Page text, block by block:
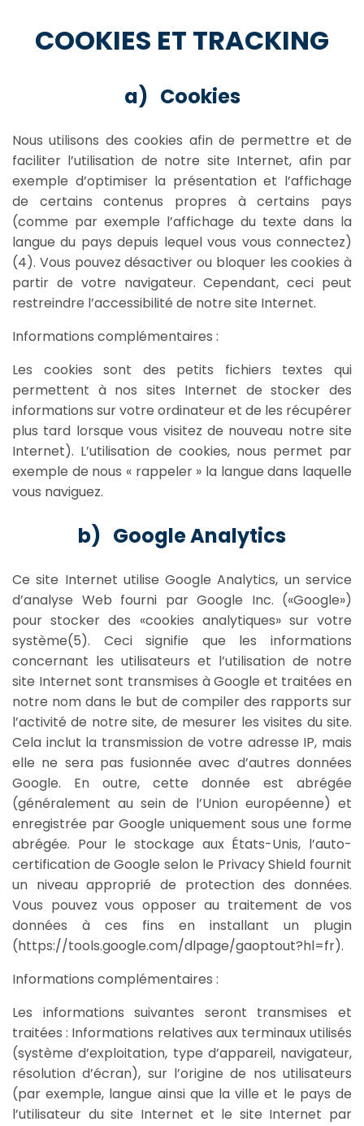
COOKIES ET TRACKING
a) Cookies
Nous utilisons des cookies afin de permettre et de
faciliter l’utilisation de notre site Internet, afin par
exemple d’optimiser la présentation et l’affichage
de certains contenus propres à certains pays
(comme par exemple l’affichage du texte dans la
langue du pays depuis lequel vous vous connectez)
(4). Vous pouvez désactiver ou bloquer les cookies à
partir de votre navigateur. Cependant, ceci peut
restreindre l’accessibilité de notre site Internet.
Informations complémentaires :
Les cookies sont des petits fichiers textes qui
permettent à nos sites Internet de stocker des
informations sur votre ordinateur et de les récupérer
plus tard lorsque vous visitez de nouveau notre site
Internet). L’utilisation de cookies, nous permet par
exemple de nous « rappeler » la langue dans laquelle
vous naviguez.
b) Google Analytics
Ce site Internet utilise Google Analytics, un service
d’analyse Web fourni par Google Inc. («Google»)
pour stocker des «cookies analytiques» sur votre
système(5). Ceci signifie que les informations
concernant les utilisateurs et l’utilisation de notre
site Internet sont transmises à Google et traitées en
notre nom dans le but de compiler des rapports sur
l’activité de notre site, de mesurer les visites du site.
Cela inclut la transmission de votre adresse IP, mais
elle ne sera pas fusionnée avec d’autres données
Google. En outre, cette donnée est abrégée
(généralement au sein de l’Union européenne) et
enregistrée par Google uniquement sous une forme
abrégée. Pour le stockage aux États-Unis, l’auto-
certification de Google selon le Privacy Shield fournit
un niveau approprié de protection des données.
Vous pouvez vous opposer au traitement de vos
données à ces fins en installant un plugin
(https://tools.google.com/dlpage/gaoptout?hl=fr).
Informations complémentaires :
Les informations suivantes seront transmises et
traitées : Informations relatives aux terminaux utilisés
(système d’exploitation, type d’appareil, navigateur,
résolution d’écran), sur l’origine de nos utilisateurs
(par exemple, langue ainsi que la ville et le pays de
l’utilisateur du site Internet et le site Internet par